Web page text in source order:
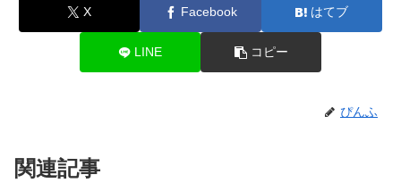
X Facebook はてブ
LINE コピー
ぴんふ
関連記事